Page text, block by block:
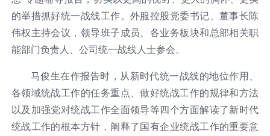
的举措抓好统一战线工作。外服控股党委书记、董事长陈
伟权主持会议，领导班子成员、各业务板块和总部相关职
能部门负责人、公司统一战线人士参会。
马俊生在作报告时，从新时代统一战线的地位作用、
各领域统战工作的任务重点、做好统战工作的规律和方法
以及加强党对统战工作全面领导等四个方面解读了新时代
统战工作的根本方针，阐释了国有企业统战工作的重要意